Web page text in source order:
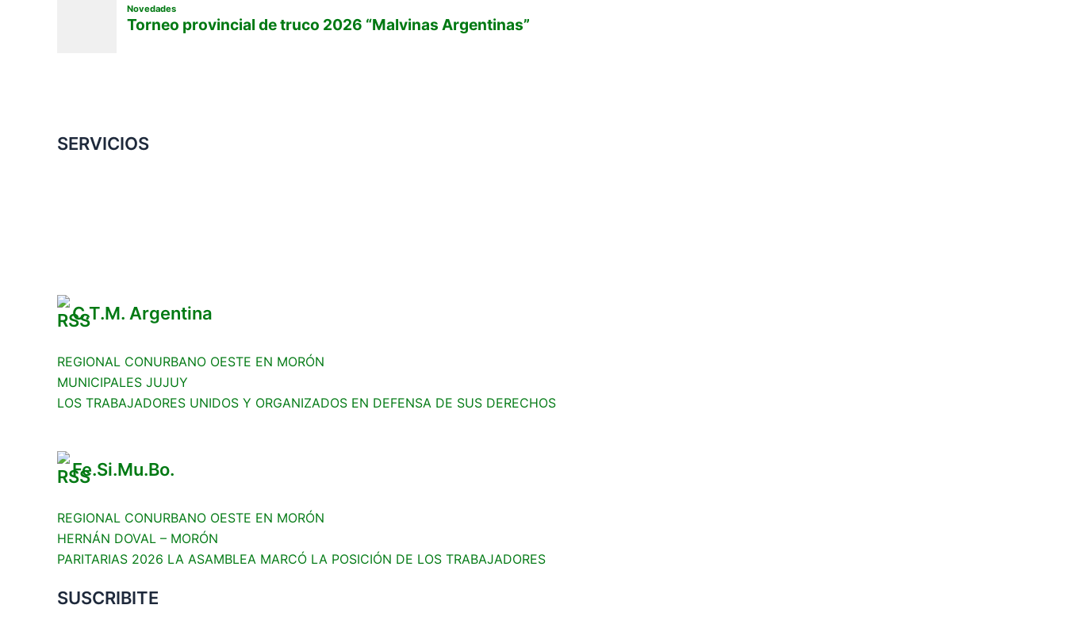
SERVICIOS
C.T.M. Argentina
REGIONAL CONURBANO OESTE EN MORÓN
MUNICIPALES JUJUY
LOS TRABAJADORES UNIDOS Y ORGANIZADOS EN DEFENSA DE SUS DERECHOS
Fe.Si.Mu.Bo.
REGIONAL CONURBANO OESTE EN MORÓN
HERNÁN DOVAL – MORÓN
PARITARIAS 2026 LA ASAMBLEA MARCÓ LA POSICIÓN DE LOS TRABAJADORES
SUSCRIBITE